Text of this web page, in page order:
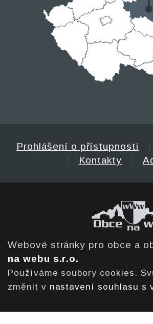
Prohlášení o přístupnosti
Kontakty
Webové stránky pro obce a
na webu s.r.o.
Používáme soubory cookies.
změnit v nastavení souhlasu s